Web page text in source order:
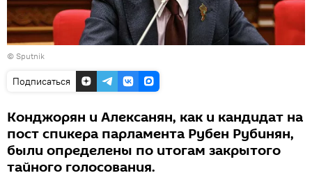
© Sputnik
Подписаться
Конджорян и Алексанян, как и кандидат на
пост спикера парламента Рубен Рубинян,
были определены по итогам закрытого
тайного голосования.